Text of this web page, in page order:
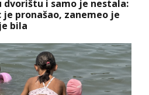
dvorištu i samo je nestala:
je pronašao, zanemeo je
bila